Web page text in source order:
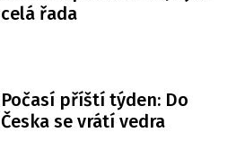
celá řada
Počasí příští týden: Do
Česka se vrátí vedra